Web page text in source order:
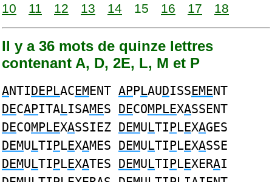
10
11 12 13 14 15 16 17 18
Il y a 36 mots de quinze lettres
contenant A, D, 2E, L, M et P
ANTIDEPLACEMENT APPLAUDISSEMENT
DECAPITALISAMES DECOMPLEXASSENT
DECOMPLEXASSIEZ DEMULTIPLEXAGES
DEMULTIPLEXAMES DEMULTIPLEXASSE
DEMULTIPLEXATES DEMULTIPLEXERAI